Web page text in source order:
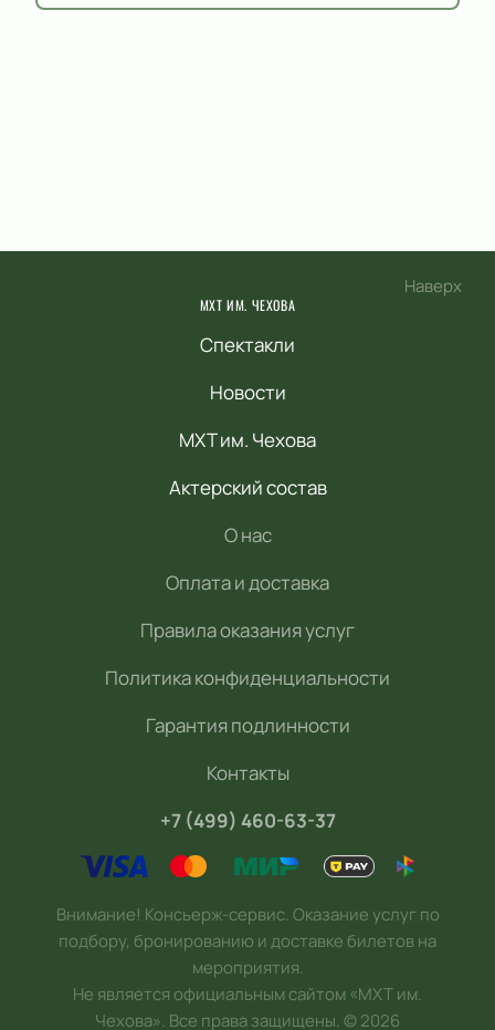
Наверх
МХТ ИМ. ЧЕХОВА
Спектакли
Новости
МХТ им. Чехова
Актерский состав
О нас
Оплата и доставка
Правила оказания услуг
Политика конфиденциальности
Гарантия подлинности
Контакты
+7 (499) 460-63-37
Внимание! Консьерж-сервис. Оказание услуг по
подбору, бронированию и доставке билетов на
мероприятия.
Не является официальным сайтом «МХТ им.
Чехова». Все права защищены.©2026